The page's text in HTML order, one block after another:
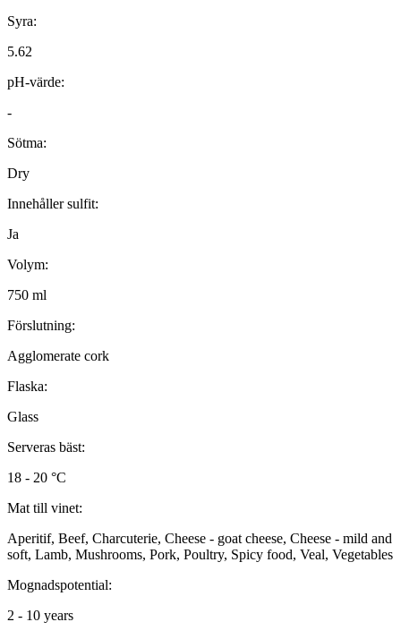
Syra:
5.62
pH-värde:
-
Sötma:
Dry
Innehåller sulfit:
Ja
Volym:
750 ml
Förslutning:
Agglomerate cork
Flaska:
Glass
Serveras bäst:
18 - 20 °C
Mat till vinet:
Aperitif, Beef, Charcuterie, Cheese - goat cheese, Cheese - mild and
soft, Lamb, Mushrooms, Pork, Poultry, Spicy food, Veal, Vegetables
Mognadspotential:
2 - 10 years